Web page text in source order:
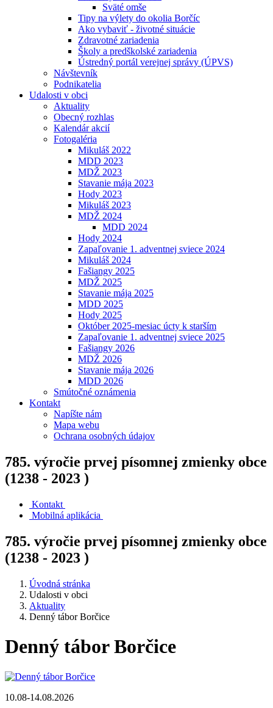
Sväté omše
Tipy na výlety do okolia Borčíc
Ako vybaviť - životné situácie
Zdravotné zariadenia
Školy a predškolské zariadenia
Ústredný portál verejnej správy (ÚPVS)
Návštevník
Podnikatelia
Udalosti v obci
Aktuality
Obecný rozhlas
Kalendár akcií
Fotogaléria
Mikuláš 2022
MDD 2023
MDŽ 2023
Stavanie mája 2023
Hody 2023
Mikuláš 2023
MDŽ 2024
MDD 2024
Hody 2024
Zapaľovanie 1. adventnej sviece 2024
Mikuláš 2024
Fašiangy 2025
MDŽ 2025
Stavanie mája 2025
MDD 2025
Hody 2025
Október 2025-mesiac úcty k starším
Zapaľovanie 1. adventnej sviece 2025
Fašiangy 2026
MDŽ 2026
Stavanie mája 2026
MDD 2026
Smútočné oznámenia
Kontakt
Napíšte nám
Mapa webu
Ochrana osobných údajov
785. výročie prvej písomnej zmienky obce
(1238 - 2023 )
Kontakt
Mobilná aplikácia
785. výročie prvej písomnej zmienky obce
(1238 - 2023 )
Úvodná stránka
Udalosti v obci
Aktuality
Denný tábor Borčice
Denný tábor Borčice
10.08-14.08.2026